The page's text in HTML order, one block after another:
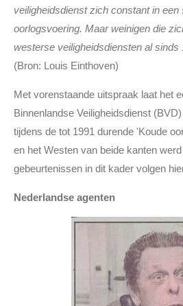
veiligheidsdienst zich constant in een
oorlogsvoering. Maar weinigen die
westerse veiligheidsdiensten al sinds
(Bron: Louis Einthoven)
Met vorenstaande uitspraak laat het
Binnenlandse Veiligheidsdienst
tijdens de tot 1991 durende 'Koude
en het Westen van beide kanten
gebeurtenissen in dit kader volgen
Nederlandse agenten